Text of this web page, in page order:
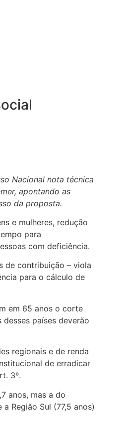
Nacional nota técnica
apontando as
da proposta.
e mulheres, redução
para
com deficiência.
de contribuição – viola
para o cálculo de
em 65 anos o corte
países deverão
regionais e de renda
de erradicar
3º.
anos, mas a do
Região Sul (77,5 anos)